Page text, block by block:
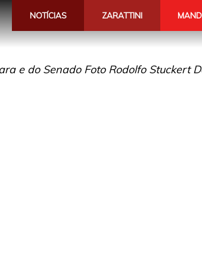
NOTÍCIAS ZARATTINI
e do Senado Foto Rodolfo Stuckert